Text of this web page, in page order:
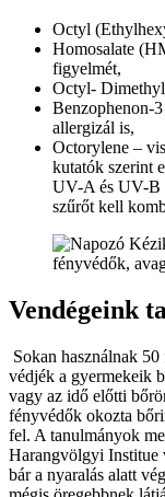
Octyl
Homosalate
figyelmét,
Octyl-
Benzophenon-
allergizál is,
Octorylene –
kutatók szerint
UV-A és UV-B
szűrőt kell
Vendégeink
Sokan használnak
védjék a gyermekeik
vagy az idő előtti
fényvédők okozta
fel. A tanulmányok
Harangvölgyi Institue
bár a nyaralás alatt